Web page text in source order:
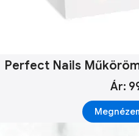
Perfect Nails
Ár: